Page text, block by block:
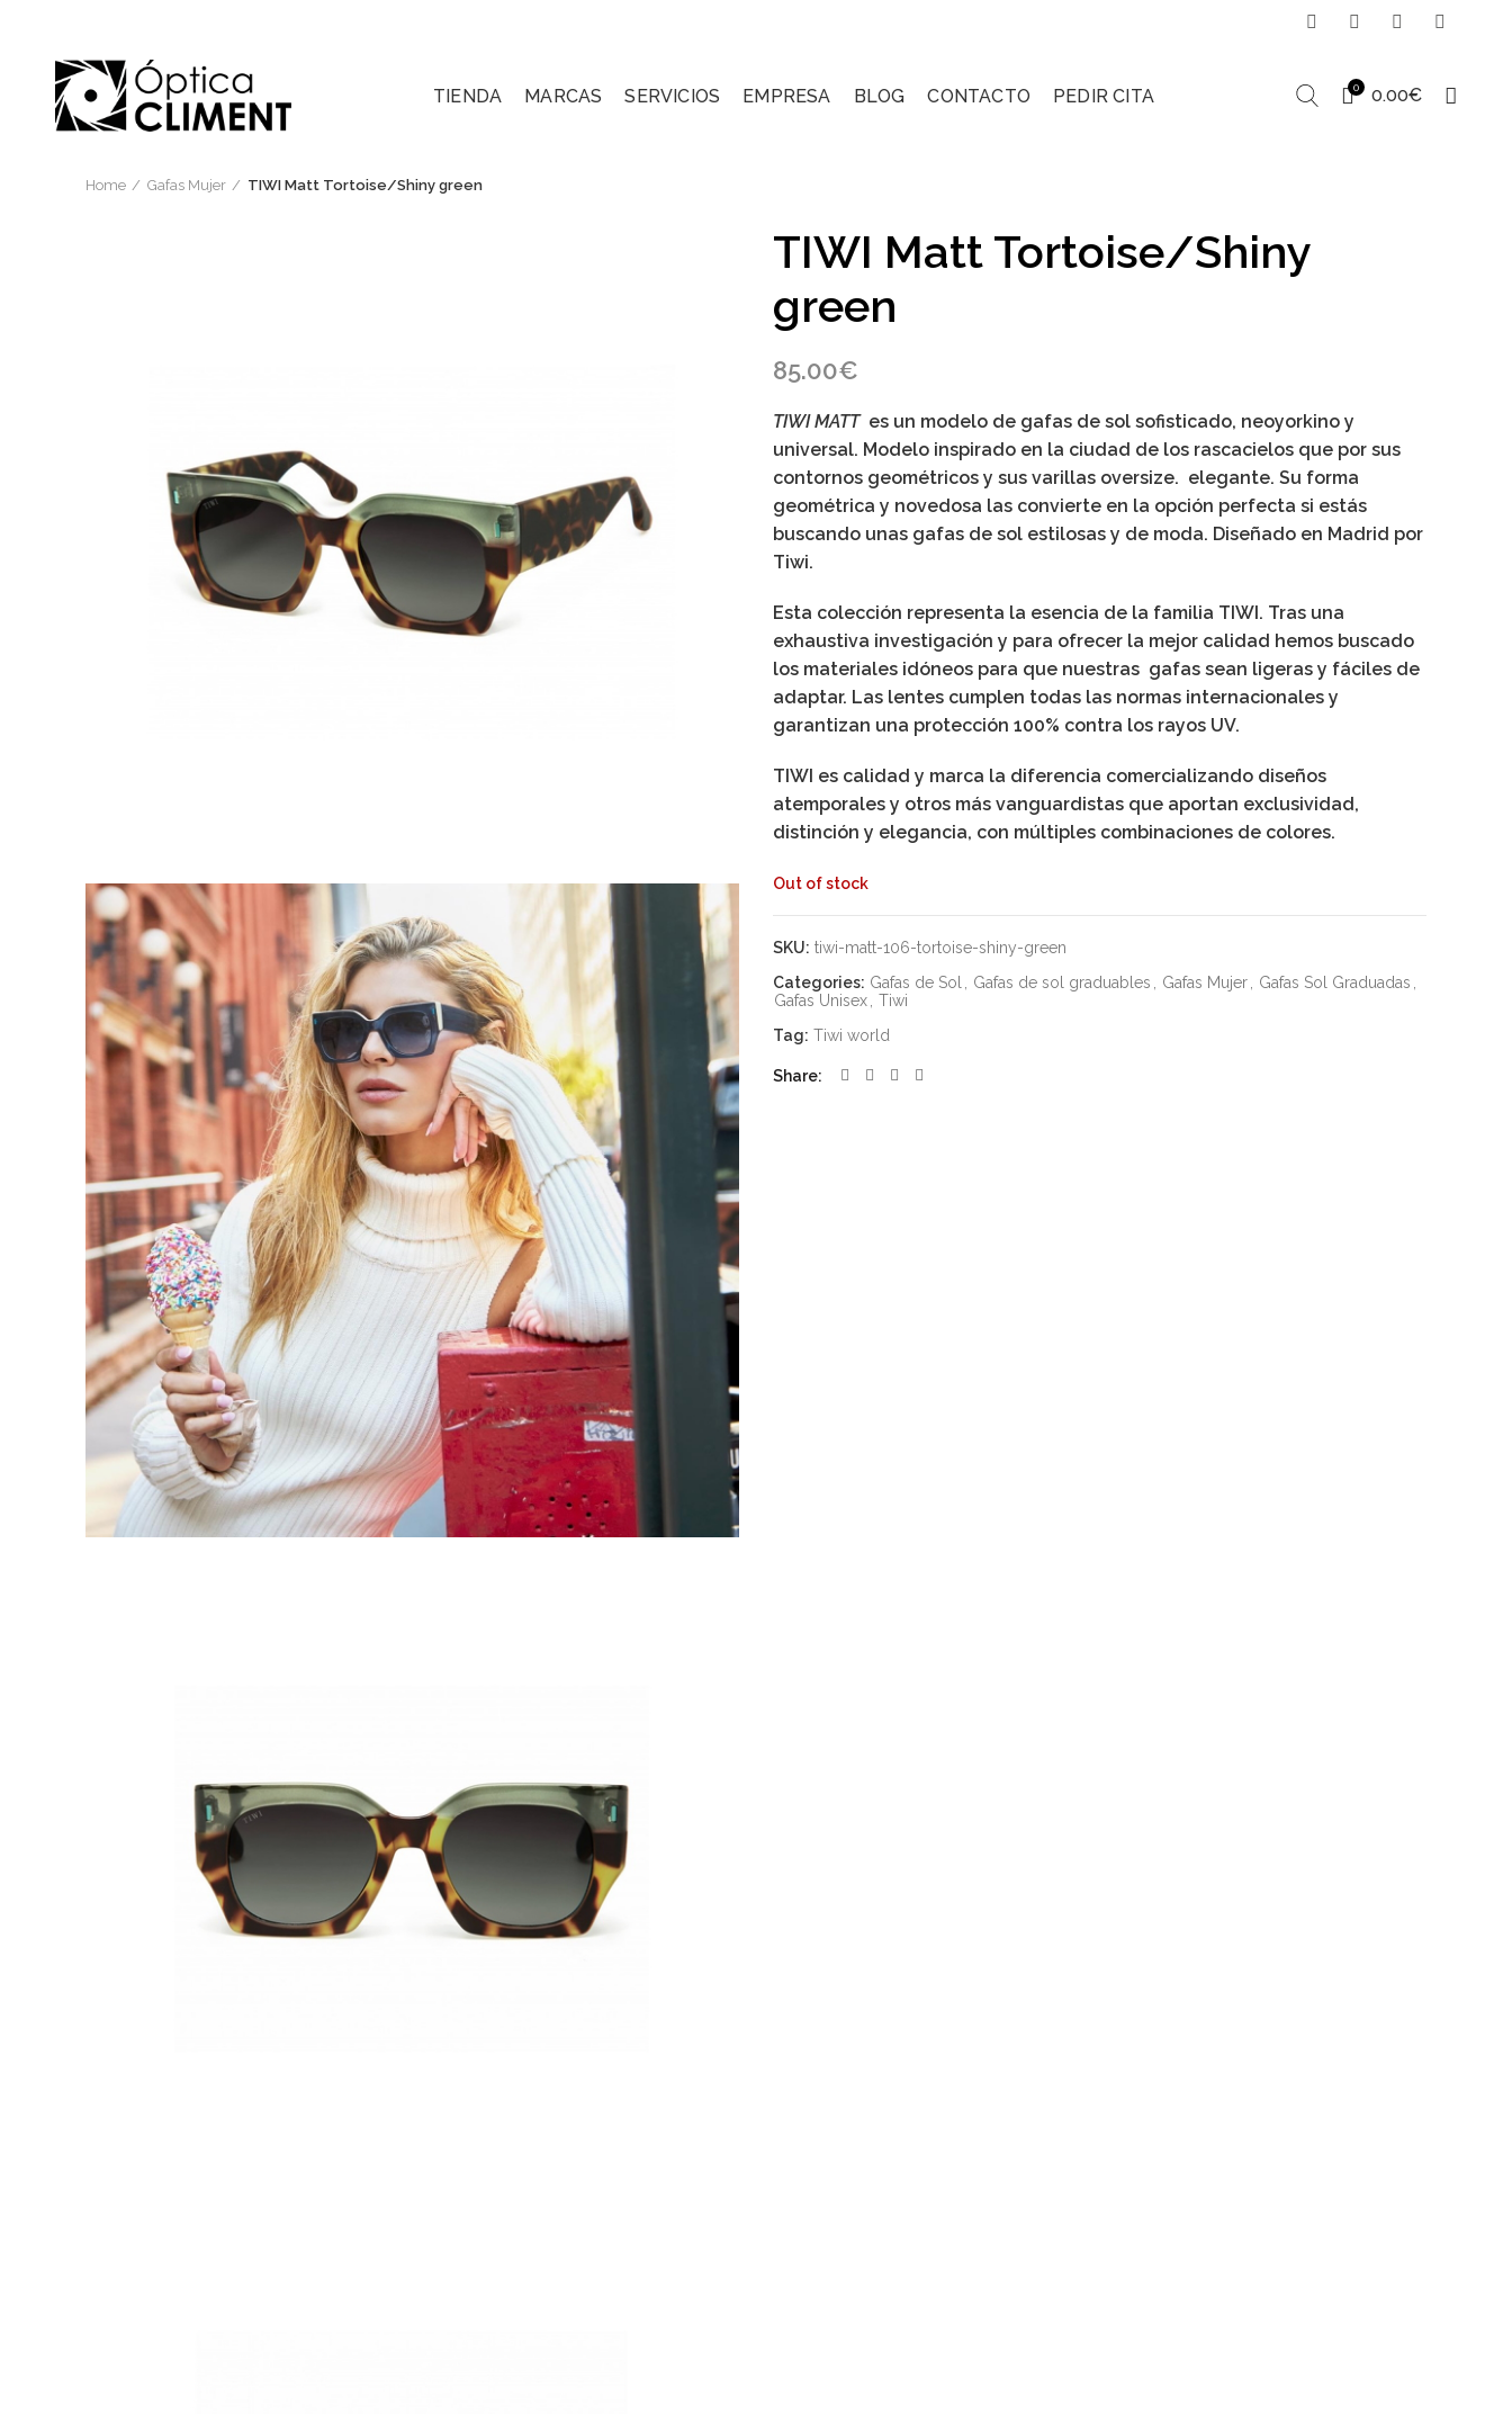
TIENDA MARCAS SERVICIOS EMPRESA BLOG CONTACTO PEDIR CITA 0 0.00€
Home Gafas Mujer TIWI Matt Tortoise/Shiny green
TIWI Matt Tortoise/Shiny
green
85.00€
TIWI MATTes un modelo de gafas de sol sofisticado, neoyorkino y
universal. Modelo inspirado en la ciudad de los rascacielos que por sus
contornos geométricos y sus varillas oversize. elegante. Su forma
geométrica y novedosa las convierte en la opción perfecta si estás
buscando unas gafas de sol estilosas y de moda. Diseñado en Madrid por
Tiwi.
Esta colección representa la esencia de la familia TIWI. Tras una
exhaustiva investigación y para ofrecer la mejor calidad hemos buscado
los materiales idóneos para que nuestras gafas sean ligeras y fáciles de
adaptar. Las lentes cumplen todas las normas internacionales y
garantizan una protección 100% contra los rayos UV.
TIWI es calidad y marca la diferencia comercializando diseños
atemporales y otros más vanguardistas que aportan exclusividad,
distinción y elegancia, con múltiples combinaciones de colores.
Out of stock
SKU: tiwi-matt-106-tortoise-shiny-green
Categories: Gafas de Sol Gafas de sol graduables Gafas Mujer Gafas Sol Graduadas
Gafas Unisex
Tiwi
Tag: Tiwi world
Share